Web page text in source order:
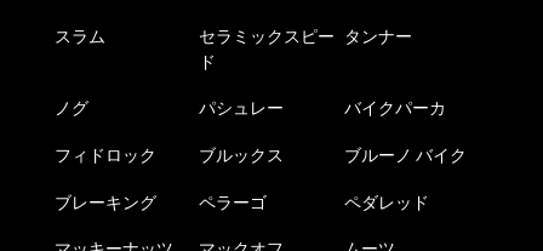
スラム
セラミックスピー
ド
タンナー
ノグ パシュレー バイクパーカ
フィドロック ブルックス ブルーノ バイク
ブレーキング ペラーゴ ペダレッド